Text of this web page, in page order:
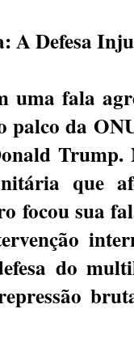
A Defesa
uma fala
da
que
focou sua
do